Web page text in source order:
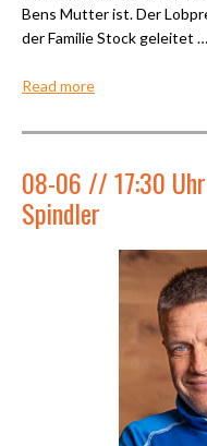
Bens Mutter ist. Der
der Familie Stock geleitet …
Read more
08-06 // 17:30
Spindler